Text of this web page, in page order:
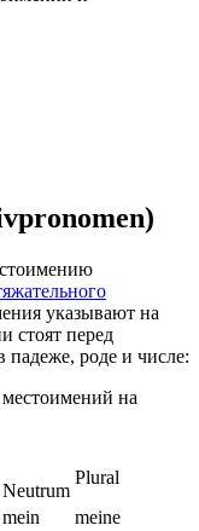
указывают на
стоят перед
падеже, роде и числе:
на
Plural
Neutrum
mein
meine